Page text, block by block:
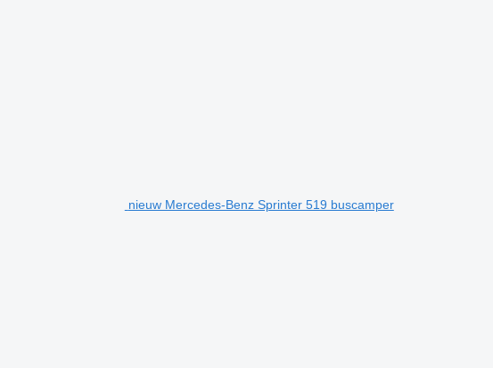
nieuw Mercedes-Benz Sprinter 519 buscamper